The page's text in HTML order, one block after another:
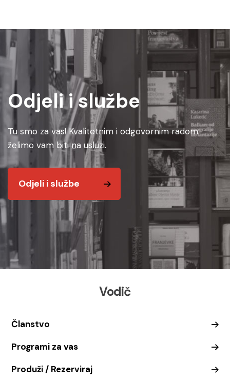
Odjeli i službe
Tu smo za vas! Kvalitetnim i odgovornim radom
želimo vam biti na usluzi.
Odjeli i službe
Vodič
Članstvo
Programi za vas
Produži / Rezerviraj